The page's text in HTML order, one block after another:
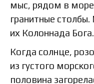
мыс, рядом в
гранитные
их Колоннада Бога.
Когда солнце,
из густого
половина